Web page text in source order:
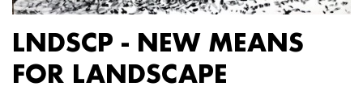
LNDSCP - NEW MEANS
FOR LANDSCAPE